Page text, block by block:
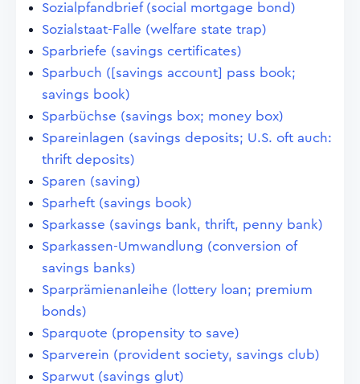
Sozialpfandbrief (social mortgage bond)
Sozialstaat-Falle (welfare state trap)
Sparbriefe (savings certificates)
Sparbuch ([savings account] pass book;
savings book)
Sparbüchse (savings box; money box)
Spareinlagen (savings deposits; U.S. oft auch:
thrift deposits)
Sparen (saving)
Sparheft (savings book)
Sparkasse (savings bank, thrift, penny bank)
Sparkassen-Umwandlung (conversion of
savings banks)
Sparprämienanleihe (lottery loan; premium
bonds)
Sparquote (propensity to save)
Sparverein (provident society, savings club)
Sparwut (savings glut)